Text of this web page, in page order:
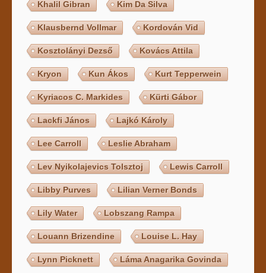
Khalil Gibran Kim Da Silva
Klausbernd Vollmar Kordován Vid
Kosztolányi Dezső Kovács Attila
Kryon Kun Ákos Kurt Tepperwein
Kyriacos C. Markides Kürti Gábor
Lackfi János Lajkó Károly
Lee Carroll Leslie Abraham
Lev Nyikolajevics Tolsztoj Lewis Carroll
Libby Purves Lilian Verner Bonds
Lily Water Lobszang Rampa
Louann Brizendine Louise L. Hay
Lynn Picknett Láma Anagarika Govinda